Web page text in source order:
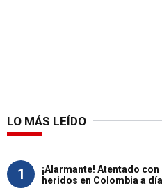
LO MÁS LEÍDO
1
¡Alarmante! Atentado
heridos en Colombia a